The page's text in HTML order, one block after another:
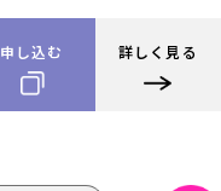
申し込む 詳しく見る